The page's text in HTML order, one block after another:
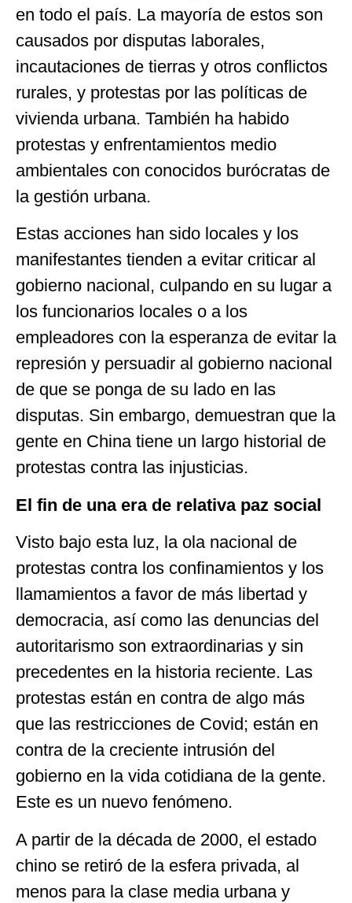
en todo el país. La mayoría de estos son
causados por disputas laborales,
incautaciones de tierras y otros conflictos
rurales, y protestas por las políticas de
vivienda urbana. También ha habido
protestas y enfrentamientos medio
ambientales con conocidos burócratas de
la gestión urbana.
Estas acciones han sido locales y los
manifestantes tienden a evitar criticar al
gobierno nacional, culpando en su lugar a
los funcionarios locales o a los
empleadores con la esperanza de evitar la
represión y persuadir al gobierno nacional
de que se ponga de su lado en las
disputas. Sin embargo, demuestran que la
gente en China tiene un largo historial de
protestas contra las injusticias.
El fin de una era de relativa paz social
Visto bajo esta luz, la ola nacional de
protestas contra los confinamientos y los
llamamientos a favor de más libertad y
democracia, así como las denuncias del
autoritarismo son extraordinarias y sin
precedentes en la historia reciente. Las
protestas están en contra de algo más
que las restricciones de Covid; están en
contra de la creciente intrusión del
gobierno en la vida cotidiana de la gente.
Este es un nuevo fenómeno.
A partir de la década de 2000, el estado
chino se retiró de la esfera privada, al
menos para la clase media urbana y